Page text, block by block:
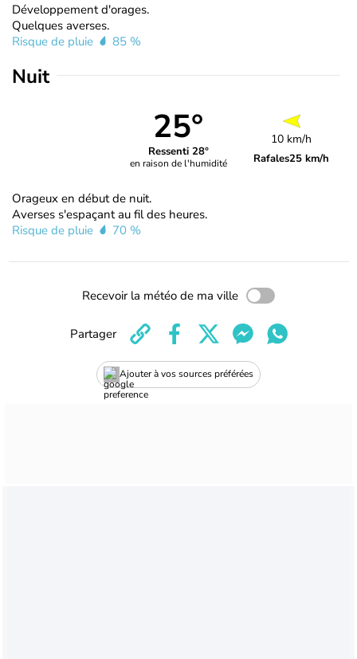
Développement d'orages.
Quelques averses.
Risque de pluie
85 %
Nuit
25°
Ressenti 28°
en raison de l'humidité
10 km/h
Rafales25 km/h
Orageux en début de nuit.
Averses s'espaçant au fil des heures.
Risque de pluie
70 %
Recevoir la météo de ma ville
Ajouter à vos sources préférées
Partager